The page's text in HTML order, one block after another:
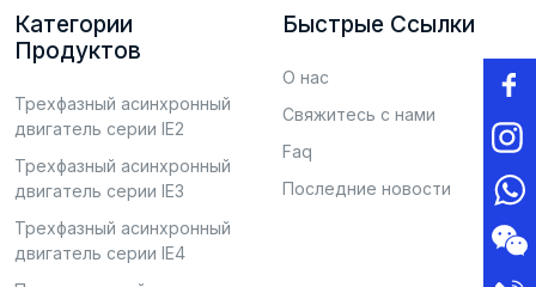
Категории
Продуктов
Трехфазный асинхронный
двигатель серии IE2
Трехфазный асинхронный
двигатель серии IE3
Трехфазный асинхронный
двигатель серии IE4
Быстрые Ссылки
О нас
Свяжитесь с нами
Faq
Последние новости